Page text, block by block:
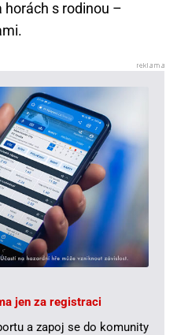
horách s rodinou –
jen za registraci
a zapoj se do komunity